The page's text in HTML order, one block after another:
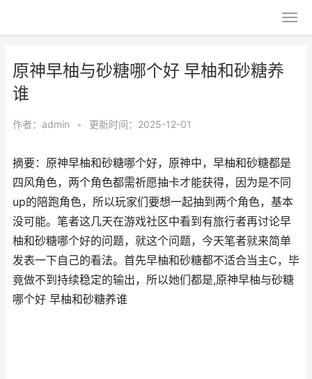
原神早柚与砂糖哪个好 早柚和砂糖养
谁
作者： admin • 更新时间：2025-12-01
摘要：原神早柚和砂糖哪个好，原神中，早柚和砂糖都是
四风角色，两个角色都需祈愿抽卡才能获得，因为是不同
up的陪跑角色，所以玩家们要想一起抽到两个角色，基本
没可能。笔者这几天在游戏社区中看到有旅行者再讨论早
柚和砂糖哪个好的问题，就这个问题，今天笔者就来简单
发表一下自己的看法。首先早柚和砂糖都不适合当主C，毕
竟做不到持续稳定的输出，所以她们都是,原神早柚与砂糖
哪个好 早柚和砂糖养谁